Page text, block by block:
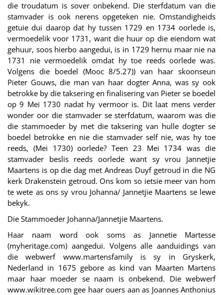
die troudatum is sover onbekend. Die sterfdatum van die
stamvader is ook nerens opgeteken nie. Omstandigheids
getuie dui daarop dat hy tussen 1729 en 1734 oorlede is,
vermoedelik voor 1731, want die huur op die eiendom wat
gehuur, soos hierbo aangedui, is in 1729 hernu maar nie na
1731 nie vermoedelik omdat hy toe reeds oorlede was.
Volgens die boedel (Mooc 8/5.27)) van haar skoonseun
Pieter Gouws, die man van haar dogter Anna, was sy ook
betrokke by die taksering en finalisering van Pieter se boedel
op 9 Mei 1730 nadat hy vermoor is. Dit laat mens verder
wonder oor die stamvader se sterfdatum, waarom was die
die stammoeder by met die taksering van hulle dogter se
boedel betrokke en nie die stamvader self nie, was hy toe
reeds, (Mei 1730) oorlede? Teen 23 Mei 1734 was die
stamvader beslis reeds oorlede want sy vrou Jannetjie
Maartens is op die dag met Andreas Duyf getroud in die NG
kerk Drakenstein getroud. Ons kom so ietsie meer van hom
te wete as ons sy vrou Johanna/ Jannetjie Maartens se lewe
bekyk.
Die Stammoeder Johanna/Jannetjie Maartens.
Haar naam word ook soms as Jannetie Martesse
(myheritage.com) aangedui. Volgens alle aanduidings van
die webwerf www.martensfamily is sy in Gryskerk,
Nederland in 1675 gebore as kind van Maarten Martens
maar haar moeder se naam is onbekend. Die webwerf
www.wikitree.com gee haar ouers aan as Joannes Anthonius